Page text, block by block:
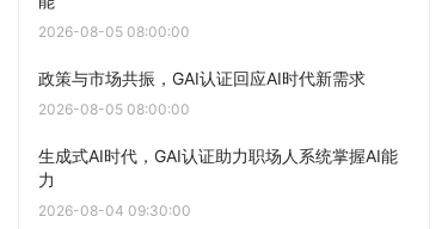
2026-08-05 08:00:00
政策与市场共振，GAI认证回应AI时代新需求
2026-08-05 08:00:00
生成式AI时代，GAI认证助力职场人系统掌握AI能
力
2026-08-04 09:30:00